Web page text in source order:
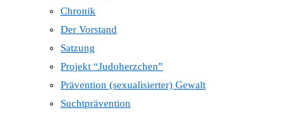
Chronik
Der Vorstand
Satzung
Projekt “Judoherzchen”
Prävention (sexualisierter) Gewalt
Suchtprävention